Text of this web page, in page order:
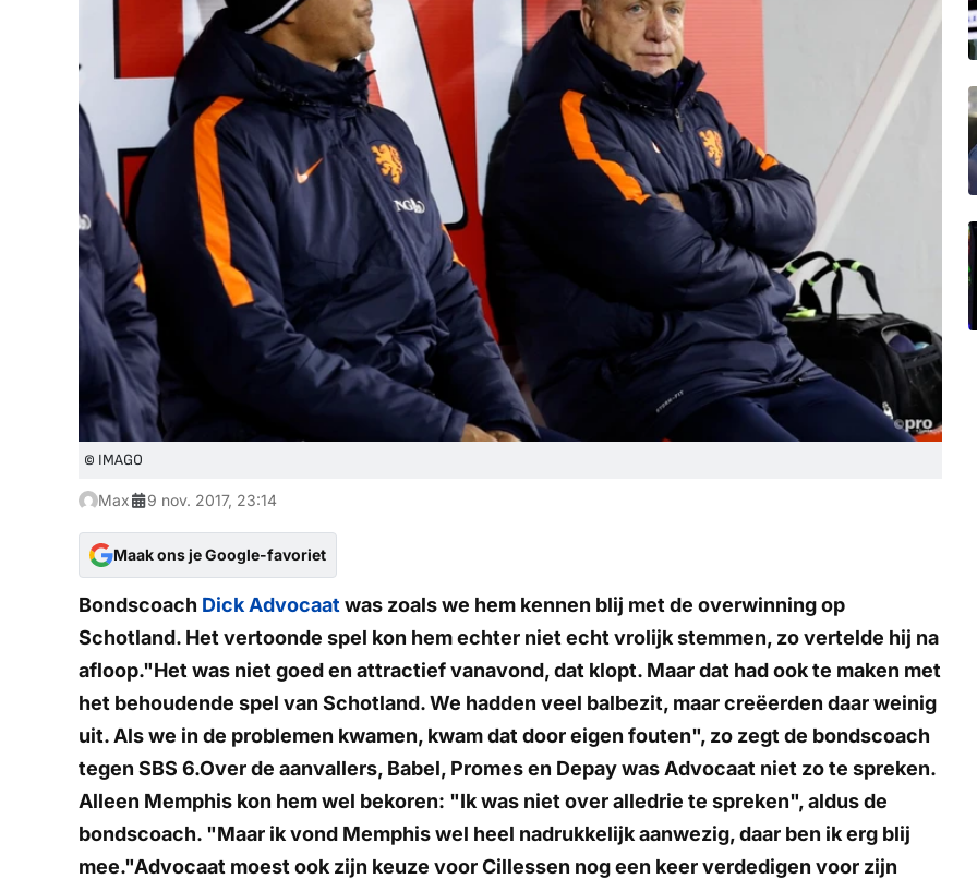
© IMAGO
Max 9 nov. 2017, 23:14
Maak ons je Google-favoriet
Bondscoach Dick Advocaat was zoals we hem kennen blij met de overwinning op
Schotland. Het vertoonde spel kon hem echter niet echt vrolijk stemmen, zo vertelde hij na
afloop."Het was niet goed en attractief vanavond, dat klopt. Maar dat had ook te maken met
het behoudende spel van Schotland. We hadden veel balbezit, maar creëerden daar weinig
uit. Als we in de problemen kwamen, kwam dat door eigen fouten", zo zegt de bondscoach
tegen SBS 6.Over de aanvallers, Babel, Promes en Depay was Advocaat niet zo te spreken.
Alleen Memphis kon hem wel bekoren: "Ik was niet over alledrie te spreken", aldus de
bondscoach. "Maar ik vond Memphis wel heel nadrukkelijk aanwezig, daar ben ik erg blij
mee."Advocaat moest ook zijn keuze voor Cillessen nog een keer verdedigen voor zijn